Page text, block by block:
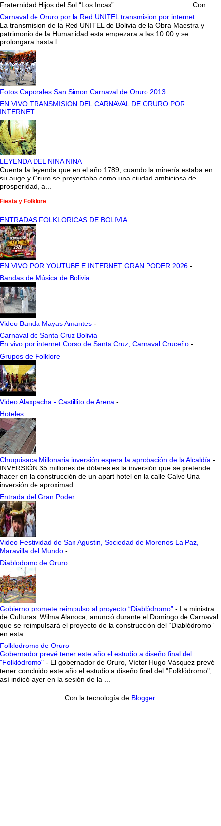
Fraternidad Hijos del Sol “Los Incas” Con...
Carnaval de Oruro por la Red UNITEL transmision por internet
La transmision de la Red UNITEL de Bolivia de la Obra Maestra y
patrimonio de la Humanidad esta empezara a las 10:00 y se
prolongara hasta l...
Fotos Caporales San Simon Carnaval de Oruro 2013
EN VIVO TRANSMISION DEL CARNAVAL DE ORURO POR
INTERNET
LEYENDA DEL NINA NINA
Cuenta la leyenda que en el año 1789, cuando la minería estaba en
su auge y Oruro se proyectaba como una ciudad ambiciosa de
prosperidad, a...
Fiesta y Folklore
ENTRADAS FOLKLORICAS DE BOLIVIA
EN VIVO POR YOUTUBE E INTERNET GRAN PODER 2026 -
Bandas de Música de Bolivia
Video Banda Mayas Amantes -
Carnaval de Santa Cruz Bolivia
En vivo por internet Corso de Santa Cruz, Carnaval Cruceño -
Grupos de Folklore
Video Alaxpacha - Castillito de Arena -
Hoteles
Chuquisaca Millonaria inversión espera la aprobación de la Alcaldía -
INVERSIÓN 35 millones de dólares es la inversión que se pretende
hacer en la construcción de un apart hotel en la calle Calvo Una
inversión de aproximad...
Entrada del Gran Poder
Video Festividad de San Agustin, Sociedad de Morenos La Paz,
Maravilla del Mundo -
Diablodomo de Oruro
Gobierno promete reimpulso al proyecto “Diablódromo” - La ministra
de Culturas, Wilma Alanoca, anunció durante el Domingo de Carnaval
que se reimpulsará el proyecto de la construcción del “Diablódromo”
en esta ...
Folklodromo de Oruro
Gobernador prevé tener este año el estudio a diseño final del
"Folklódromo" - El gobernador de Oruro, Víctor Hugo Vásquez prevé
tener concluido este año el estudio a diseño final del "Folklódromo",
así indicó ayer en la sesión de la ...
Con la tecnología de Blogger.